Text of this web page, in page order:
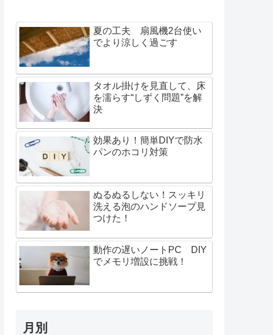
夏の工夫 扇風機2台使い
でより涼しく過ごす
タオル掛けを見直して、床
を濡らす“しずく問題”を解
決
効果あり！簡単DIYで防水
パンのホコリ対策
ぬるぬるしない！スッキリ
洗える泡のハンドソープ見
つけた！
動作の遅いノートPC DIY
でメモリ増設に挑戦！
月別